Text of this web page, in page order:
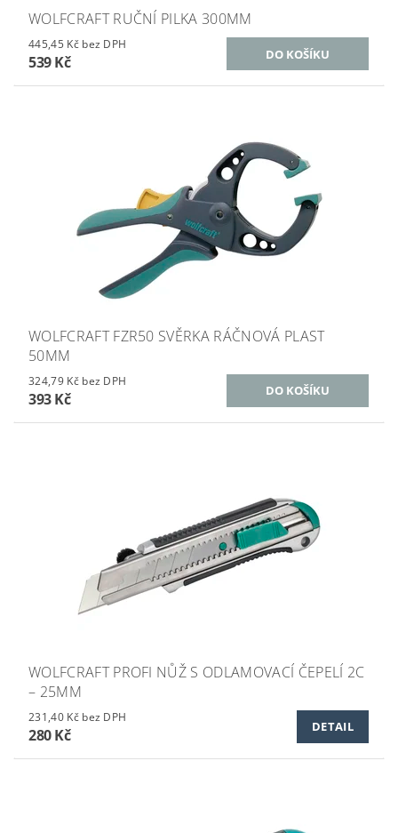
WOLFCRAFT RUČNÍ PILKA 300MM
445,45 Kč bez DPH
539 Kč
WOLFCRAFT FZR50 SVĚRKA RÁČNOVÁ PLAST
50MM
324,79 Kč bez DPH
393 Kč
WOLFCRAFT PROFI NŮŽ S ODLAMOVACÍ ČEPELÍ 2C
– 25MM
231,40 Kč bez DPH
280 Kč DETAIL